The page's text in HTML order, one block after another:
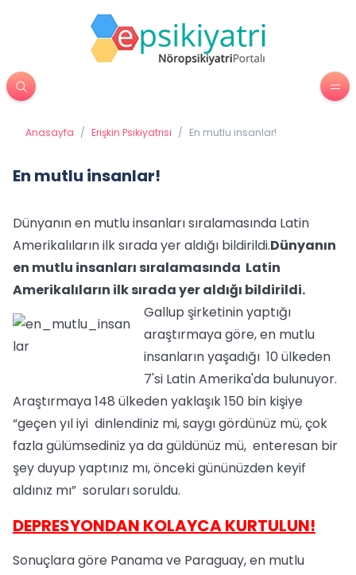
Anasayfa / Erişkin Psikiyatrisi / En mutlu insanlar!
En mutlu insanlar!
Dünyanın en mutlu insanları sıralamasında Latin
Amerikalıların ilk sırada yer aldığı bildirildi.Dünyanın
en mutlu insanları sıralamasında Latin
Amerikalıların ilk sırada yer aldığı bildirildi.
Gallup şirketinin yaptığı
araştırmaya göre, en mutlu
insanların yaşadığı 10 ülkeden
7'si Latin Amerika'da bulunuyor.
Araştırmaya 148 ülkeden yaklaşık 150 bin kişiye
“geçen yıl iyi dinlendiniz mi, saygı gördünüz mü, çok
fazla gülümsediniz ya da güldünüz mü, enteresan bir
şey duyup yaptınız mı, önceki gününüzden keyif
aldınız mı” soruları soruldu.
DEPRESYONDAN KOLAYCA KURTULUN!
Sonuçlara göre Panama ve Paraguay, en mutlu